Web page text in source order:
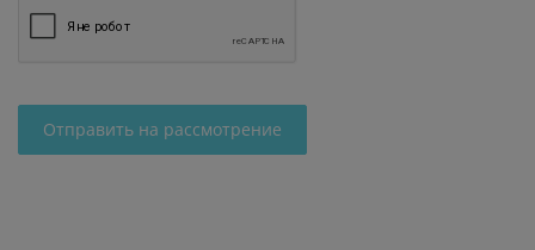
Отправить на рассмотрение